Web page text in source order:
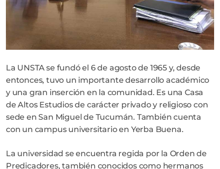
La UNSTA se fundó el 6 de agosto de 1965 y, desde
entonces, tuvo un importante desarrollo académico
y una gran inserción en la comunidad. Es una Casa
de Altos Estudios de carácter privado y religioso con
sede en San Miguel de Tucumán. También cuenta
con un campus universitario en Yerba Buena.
La universidad se encuentra regida por la Orden de
Predicadores, también conocidos como hermanos